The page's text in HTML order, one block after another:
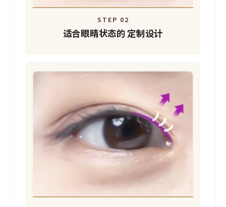
STEP 02
适合眼睛状态的 定制设计